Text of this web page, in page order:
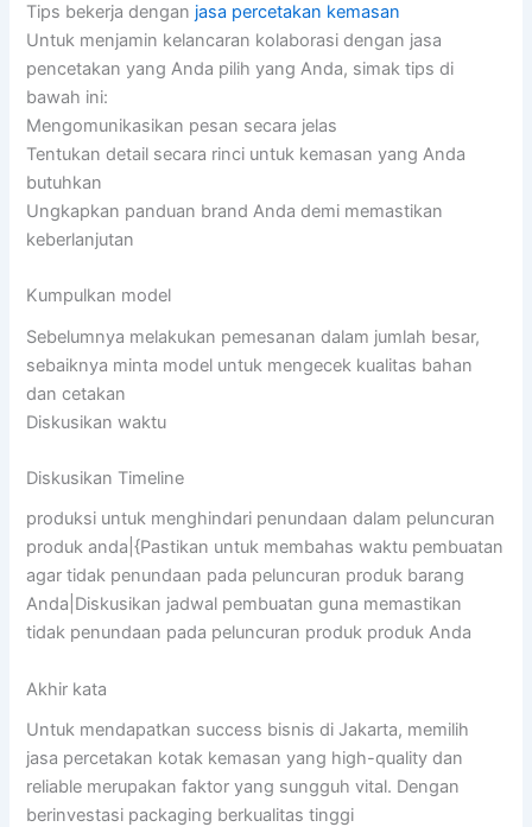
Tips bekerja dengan jasa percetakan kemasan
Untuk menjamin kelancaran kolaborasi dengan jasa
pencetakan yang Anda pilih yang Anda, simak tips di
bawah ini:
Mengomunikasikan pesan secara jelas
Tentukan detail secara rinci untuk kemasan yang Anda
butuhkan
Ungkapkan panduan brand Anda demi memastikan
keberlanjutan
Kumpulkan model
Sebelumnya melakukan pemesanan dalam jumlah besar,
sebaiknya minta model untuk mengecek kualitas bahan
dan cetakan
Diskusikan waktu
Diskusikan Timeline
produksi untuk menghindari penundaan dalam peluncuran
produk anda|{Pastikan untuk membahas waktu pembuatan
agar tidak penundaan pada peluncuran produk barang
Anda|Diskusikan jadwal pembuatan guna memastikan
tidak penundaan pada peluncuran produk produk Anda
Akhir kata
Untuk mendapatkan success bisnis di Jakarta, memilih
jasa percetakan kotak kemasan yang high-quality dan
reliable merupakan faktor yang sungguh vital. Dengan
berinvestasi packaging berkualitas tinggi